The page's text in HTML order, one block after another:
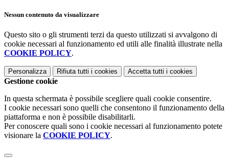
Nessun contenuto da visualizzare
Questo sito o gli strumenti terzi da questo utilizzati si avvalgono di
cookie necessari al funzionamento ed utili alle finalità illustrate nella
COOKIE POLICY.
Personalizza Rifiuta tutti i cookies Accetta tutti i cookies
Gestione cookie
In questa schermata è possibile scegliere quali cookie consentire.
I cookie necessari sono quelli che consentono il funzionamento della
piattaforma e non è possibile disabilitarli.
Per conoscere quali sono i cookie necessari al funzionamento potete
visionare la COOKIE POLICY.